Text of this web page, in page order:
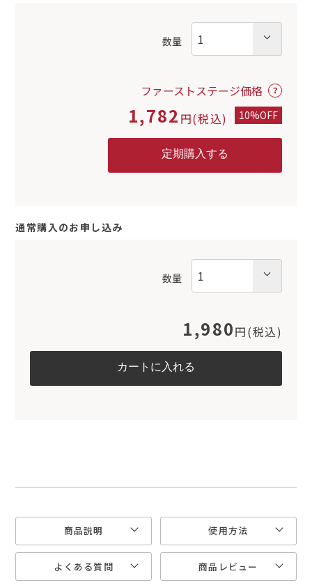
数量
ファーストステージ価格
1,782 円(税込) 10%OFF
通常購入のお申し込み
数量
1,980円(税込)
商品説明 使用方法
よくある質問 商品レビュー